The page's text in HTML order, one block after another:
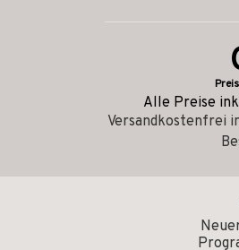
Alle Preise
Versandkostenfrei